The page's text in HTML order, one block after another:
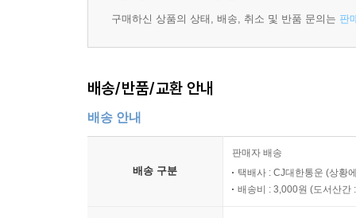
더 스테디북은 막연한 빈 페이지부터 시작하지
더 스테디북은 자신만의 글, 이미지, 표 등 각자의
세로 중간에는 조금 더 진한 가이드 도트도 있고
구매하신 상품의 상태, 배송, 취소 및 반품 문의는 판
배송/반품/교환 안내
배송 안내
배송 구분
판매자 배송
택배사 : CJ대한통운 (상황
배송비 : 3,000원 (도서산간